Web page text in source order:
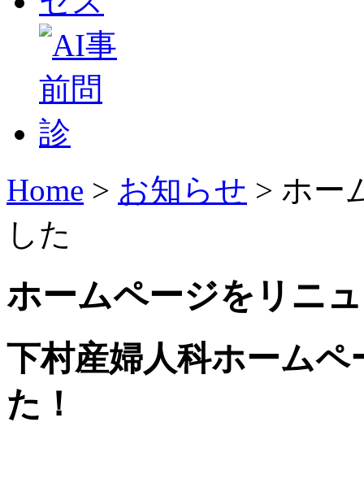
Home > お知らせ > ホー
した
ホームページをリニ
下村産婦人科ホーム
た！